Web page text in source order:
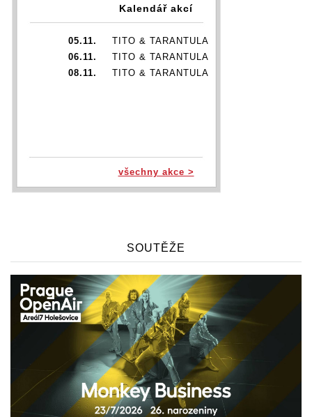
Kalendář akcí
05.11.
TITO & TARANTULA
06.11.
TITO & TARANTULA
08.11.
TITO & TARANTULA
všechny akce >
SOUTĚŽE